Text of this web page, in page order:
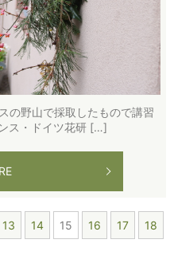
の野山で採取したもので講習
ス・ドイツ花研 […]
13 14 15 16 17 18